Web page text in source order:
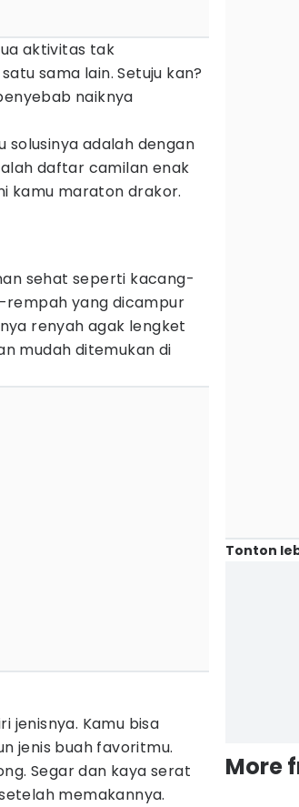
aktivitas tak
sama lain. Setuju kan?
naiknya
solusinya adalah dengan
daftar camilan enak
kamu maraton drakor.
sehat seperti kacang-
rempah yang dicampur
renyah agak lengket
mudah ditemukan di
jenisnya. Kamu bisa
jenis buah favoritmu.
Segar dan kaya serat
memakannya.
Tonton
More